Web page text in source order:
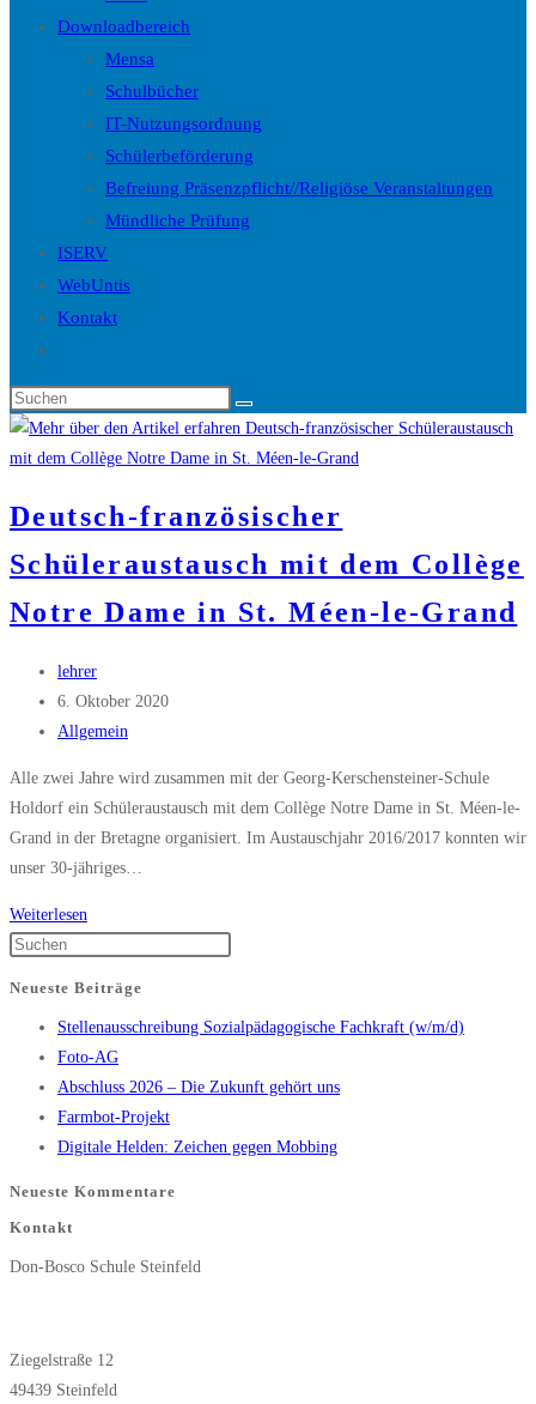
Downloadbereich
Mensa
Schulbücher
IT-Nutzungsordnung
Schülerbeförderung
Befreiung Präsenzpflicht//Religiöse Veranstaltungen
Mündliche Prüfung
ISERV
WebUntis
Kontakt
umschalten
Diese
Website
durchsuchen
Deutsch-französischer
Schüleraustausch mit dem Collège
Notre Dame in St. Méen-le-Grand
Beitrags-
Autor:
lehrer
Beitrag
veröffentlicht:
6. Oktober 2020
Beitrags-
Allgemein
Alle zwei Jahre wird zusammen mit der Georg-Kerschensteiner-Schule
Holdorf ein Schüleraustausch mit dem Collège Notre Dame in St. Méen-le-
Grand in der Bretagne organisiert. Im Austauschjahr 2016/2017 konnten wir
unser 30-jähriges…
Weiterlesen
dem
Collège
Notre
Dame
in
Grand
close
search
Neueste Beiträge
Stellenausschreibung Sozialpädagogische Fachkraft (w/m/d)
Foto-AG
Abschluss 2026 – Die Zukunft gehört uns
Farmbot-Projekt
Digitale Helden: Zeichen gegen Mobbing
Neueste Kommentare
Kontakt
Don-Bosco Schule Steinfeld
Ziegelstraße 12
49439 Steinfeld